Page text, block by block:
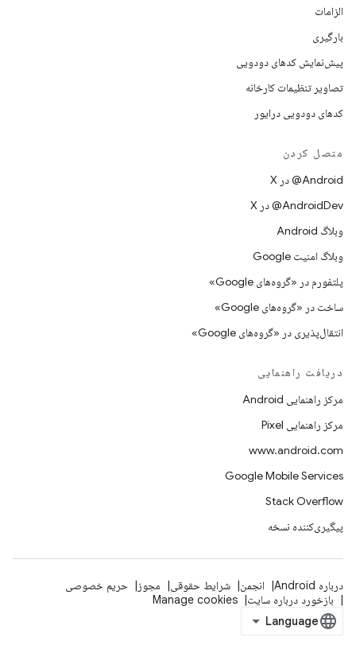
الزامات
بارگیری
پیش‌نمایش کدهای دودویی
تصاویر تنظیمات کارخانه
کدهای دودویی درایور
متصل کردن
‫‎@Android در X
‫‎@AndroidDev در X
وبلاگ Android
وبلاگ امنیت Google
پلتفورم در «گروه‌های Google»
ساخت در «گروه‌های Google»
انتقال‌پذیری در «گروه‌های Google»
دریافت راهنمایی
مرکز راهنمایی Android
مرکز راهنمایی Pixel
www.android.com
Google Mobile Services
Stack Overflow
پیگیری‌کننده نسخه
درباره Android انجمن شرایط حقوقی مجوز
حریم خصوصی
بازخورد درباره سایت
Manage cookies